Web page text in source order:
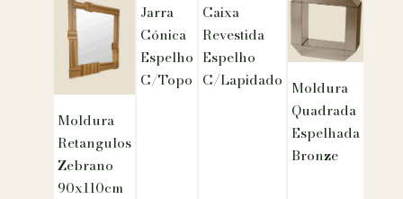
Moldura
Retangulos
Zebrano
90x110cm
Jarra
Cónica
Espelho
C/Topo
Caixa
Revestida
Espelho
C/Lapidado Moldura
Quadrada
Espelhada
Bronze